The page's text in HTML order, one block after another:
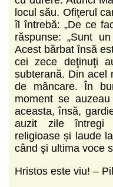
locul său. Ofiţerul
îl întrebă: „De ce
răspunse: „Sunt
Acest bărbat însă
cei zece deţinuţi
subterană. Din acel
de mâncare. În
moment se
aceasta, însă,
auzit zile întregi
religioase și laude
când şi ultima voce
Hristos este viu! –